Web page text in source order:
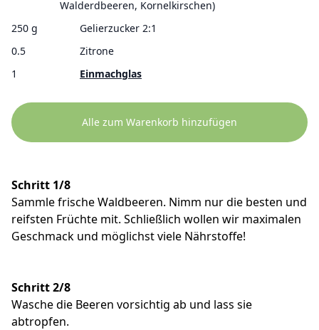
Walderdbeeren, Kornelkirschen)
250 g
Gelierzucker 2:1
0.5
Zitrone
1
Einmachglas
Alle zum Warenkorb hinzufügen
Schritt 1/8
Sammle frische Waldbeeren. Nimm nur die besten und
reifsten Früchte mit. Schließlich wollen wir maximalen
Geschmack und möglichst viele Nährstoffe!
Schritt 2/8
Wasche die Beeren vorsichtig ab und lass sie
abtropfen.